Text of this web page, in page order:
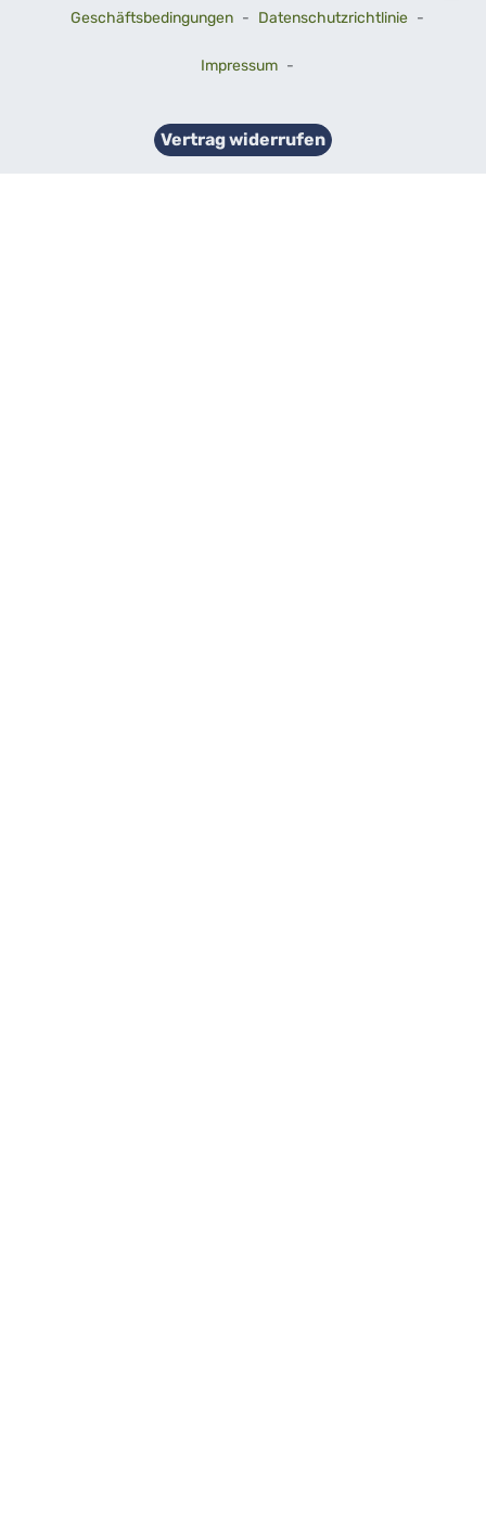
Geschäftsbedingungen - Datenschutzrichtlinie -
Impressum -
Vertrag widerrufen